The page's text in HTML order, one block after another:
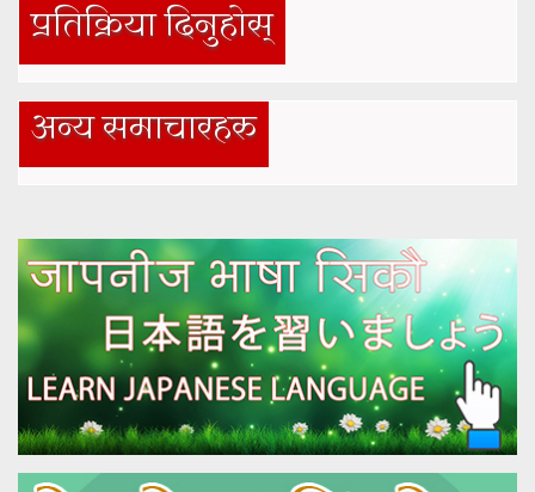
प्रतिक्रिया दिनुहोस्
अन्य समाचारहरु